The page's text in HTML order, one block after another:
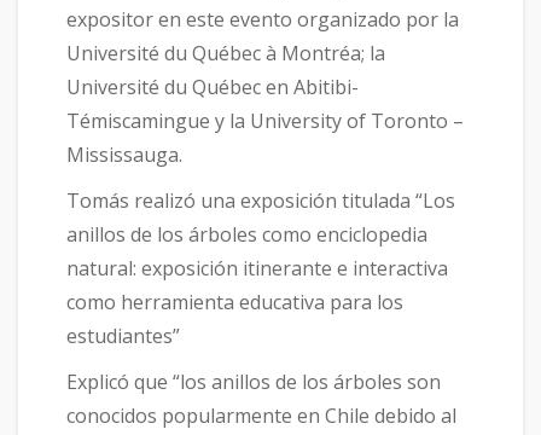
expositor en este evento organizado por la
Université du Québec à Montréa; la
Université du Québec en Abitibi-
Témiscamingue y la University of Toronto –
Mississauga.
Tomás realizó una exposición titulada “Los
anillos de los árboles como enciclopedia
natural: exposición itinerante e interactiva
como herramienta educativa para los
estudiantes”
Explicó que “los anillos de los árboles son
conocidos popularmente en Chile debido al